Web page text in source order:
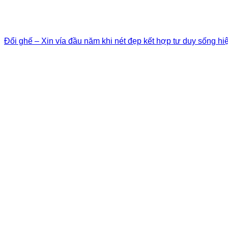
Đổi ghế – Xin vía đầu năm khi nét đẹp kết hợp tư duy sống